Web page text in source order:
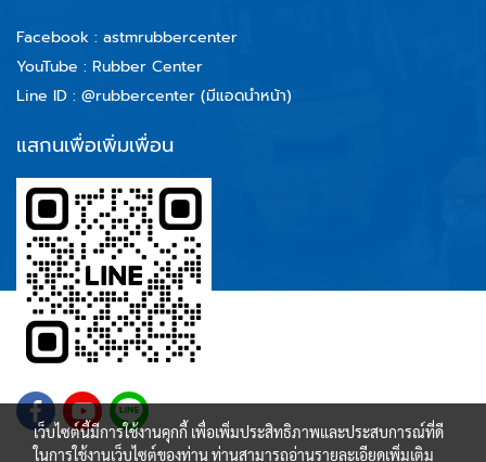
Facebook : astmrubbercenter
YouTube : Rubber Center
Line ID : @rubbercenter (มีแอดนำหน้า)
แสกนเพื่อเพิ่มเพื่อน
เว็บไซต์นี้มีการใช้งานคุกกี้ เพื่อเพิ่มประสิทธิภาพและประสบการณ์ที่ดี
ในการใช้งานเว็บไซต์ของท่าน ท่านสามารถอ่านรายละเอียดเพิ่มเติม